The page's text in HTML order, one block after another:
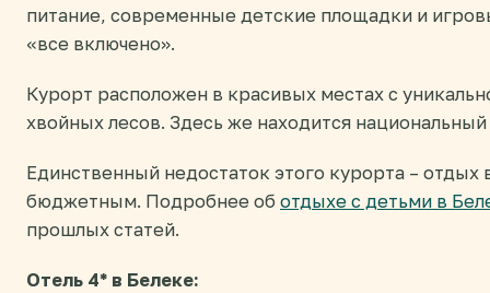
питание, современные детские площадки и
«все включено».
Курорт расположен в красивых местах с
хвойных лесов. Здесь же находится
Единственный недостаток этого курорта – отдых
бюджетным. Подробнее об отдыхе с детьми в
прошлых статей.
Отель 4* в Белеке: